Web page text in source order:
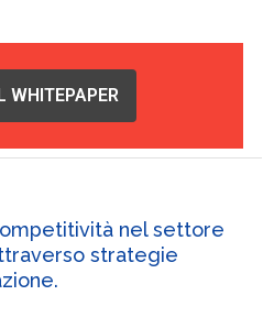
WHITEPAPER
nel settore
strategie